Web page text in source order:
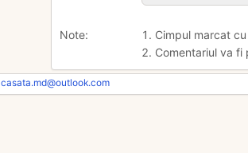
Note:
1. Cimpul marcat
2. Comentariul va
casata.md@outlook.com